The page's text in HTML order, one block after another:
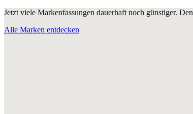
Jetzt viele Markenfassungen dauerhaft noch günstiger.
Alle Marken entdecken